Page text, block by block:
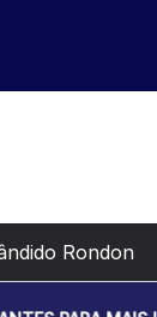
Rondon